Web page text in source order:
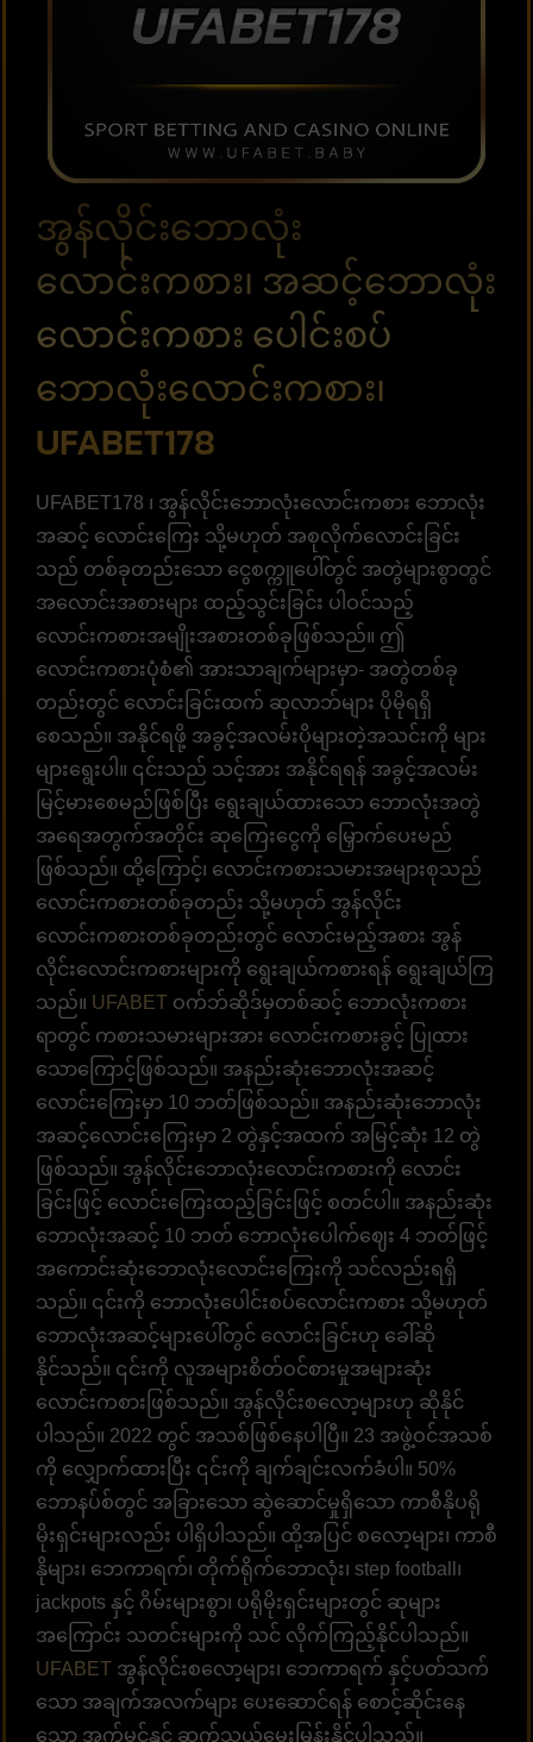
အွန်လိုင်းဘောလုံး
လောင်းကစား၊ အဆင့်ဘောလုံး
လောင်းကစား ပေါင်းစပ်
ဘောလုံးလောင်းကစား၊
UFABET178
UFABET178 ၊ အွန်လိုင်းဘောလုံးလောင်းကစား ဘောလုံး
အဆင့် လောင်းကြေး သို့မဟုတ် အစုလိုက်လောင်းခြင်း
သည် တစ်ခုတည်းသော ငွေစက္ကူပေါ်တွင် အတွဲများစွာတွင်
အလောင်းအစားများ ထည့်သွင်းခြင်း ပါဝင်သည့်
လောင်းကစားအမျိုးအစားတစ်ခုဖြစ်သည်။ ဤ
လောင်းကစားပုံစံ၏ အားသာချက်များမှာ- အတွဲတစ်ခု
တည်းတွင် လောင်းခြင်းထက် ဆုလာဘ်များ ပိုမိုရရှိ
စေသည်။ အနိုင်ရဖို့ အခွင့်အလမ်းပိုများတဲ့အသင်းကို များ
များရွေးပါ။ ၎င်းသည် သင့်အား အနိုင်ရရန် အခွင့်အလမ်း
မြင့်မားစေမည်ဖြစ်ပြီး ရွေးချယ်ထားသော ဘောလုံးအတွဲ
အရေအတွက်အတိုင်း ဆုကြေးငွေကို မြှောက်ပေးမည်
ဖြစ်သည်။ ထို့ကြောင့်၊ လောင်းကစားသမားအများစုသည်
လောင်းကစားတစ်ခုတည်း သို့မဟုတ် အွန်လိုင်း
လောင်းကစားတစ်ခုတည်းတွင် လောင်းမည့်အစား အွန်
လိုင်းလောင်းကစားများကို ရွေးချယ်ကစားရန် ရွေးချယ်ကြ
သည်။ UFABET ဝက်ဘ်ဆိုဒ်မှတစ်ဆင့် ဘောလုံးကစား
ရာတွင် ကစားသမားများအား လောင်းကစားခွင့် ပြုထား
သောကြောင့်ဖြစ်သည်။ အနည်းဆုံးဘောလုံးအဆင့်
လောင်းကြေးမှာ 10 ဘတ်ဖြစ်သည်။ အနည်းဆုံးဘောလုံး
အဆင့်လောင်းကြေးမှာ 2 တွဲနှင့်အထက် အမြင့်ဆုံး 12 တွဲ
ဖြစ်သည်။ အွန်လိုင်းဘောလုံးလောင်းကစားကို လောင်း
ခြင်းဖြင့် လောင်းကြေးထည့်ခြင်းဖြင့် စတင်ပါ။ အနည်းဆုံး
ဘောလုံးအဆင့် 10 ဘတ် ဘောလုံးပေါက်ဈေး 4 ဘတ်ဖြင့်
အကောင်းဆုံးဘောလုံးလောင်းကြေးကို သင်လည်းရရှိ
သည်။ ၎င်းကို ဘောလုံးပေါင်းစပ်လောင်းကစား သို့မဟုတ်
ဘောလုံးအဆင့်များပေါ်တွင် လောင်းခြင်းဟု ခေါ်ဆို
နိုင်သည်။ ၎င်းကို လူအများစိတ်ဝင်စားမှုအများဆုံး
လောင်းကစားဖြစ်သည်။ အွန်လိုင်းစလော့များဟု ဆိုနိုင်
ပါသည်။ 2022 တွင် အသစ်ဖြစ်နေပါပြီ။ 23 အဖွဲ့ဝင်အသစ်
ကို လျှောက်ထားပြီး ၎င်းကို ချက်ချင်းလက်ခံပါ။ 50%
ဘောနပ်စ်တွင် အခြားသော ဆွဲဆောင်မှုရှိသော ကာစီနိုပရို
မိုးရှင်းများလည်း ပါရှိပါသည်။ ထို့အပြင် စလော့များ၊ ကာစီ
နိုများ၊ ဘေကာရက်၊ တိုက်ရိုက်ဘောလုံး၊ step football၊
jackpots နှင့် ဂိမ်းများစွာ၊ ပရိုမိုးရှင်းများတွင် ဆုများ
အကြောင်း သတင်းများကို သင် လိုက်ကြည့်နိုင်ပါသည်။
UFABET အွန်လိုင်းစလော့များ၊ ဘေကာရက် နှင့်ပတ်သက်
သော အချက်အလက်များ ပေးဆောင်ရန် စောင့်ဆိုင်းနေ
သော အက်မင်နှင့် ဆက်သွယ်မေးမြန်းနိုင်ပါသည်။